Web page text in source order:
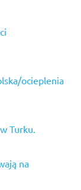
ocieplenia
Turku.
na